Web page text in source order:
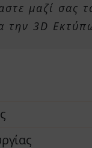
μαζί σας
την 3D